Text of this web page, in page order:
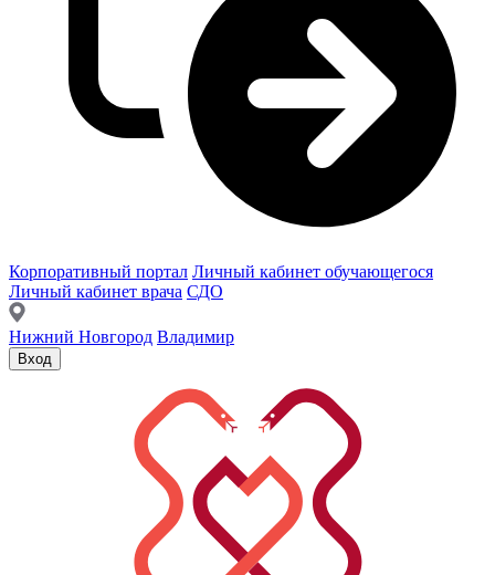
Корпоративный портал Личный кабинет обучающегося
Личный кабинет врача СДО
Нижний Новгород Владимир
Вход